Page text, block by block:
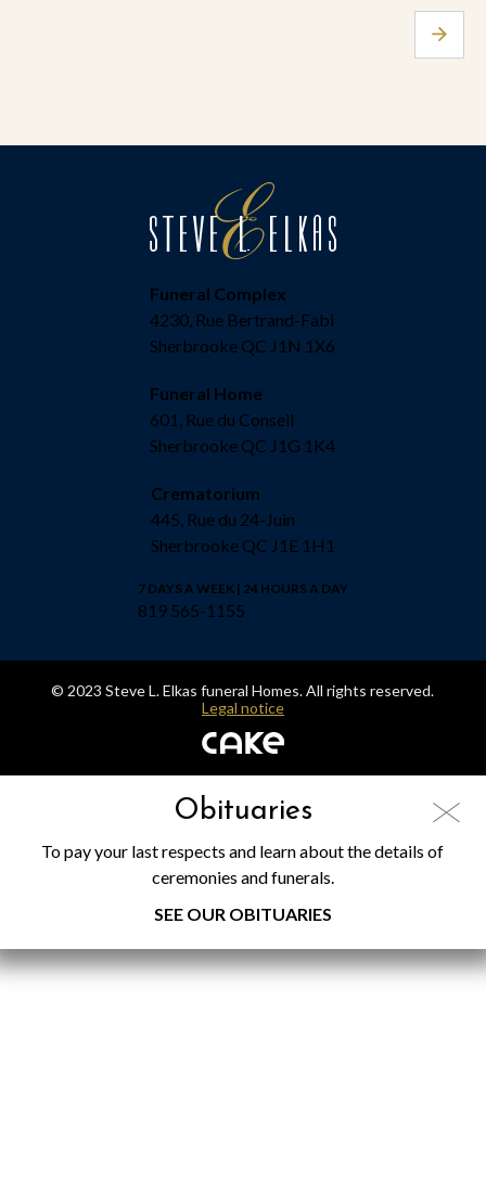
Funeral Complex
4230, Rue Bertrand-Fabi
Sherbrooke QC J1N 1X6
Funeral Home
601, Rue du Conseil
Sherbrooke QC J1G 1K4
Crematorium
445, Rue du 24-Juin
Sherbrooke QC J1E 1H1
7 DAYS A WEEK | 24 HOURS A DAY
819 565-1155
© 2023 Steve L. Elkas funeral Homes. All rights reserved.
Legal notice
Obituaries
To pay your last respects and learn about the details of
ceremonies and funerals.
SEE OUR OBITUARIES